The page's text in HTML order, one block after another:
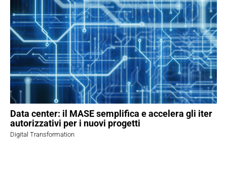
Data center: il MASE semplifica e accelera gli iter
autorizzativi per i nuovi progetti
Digital Transformation